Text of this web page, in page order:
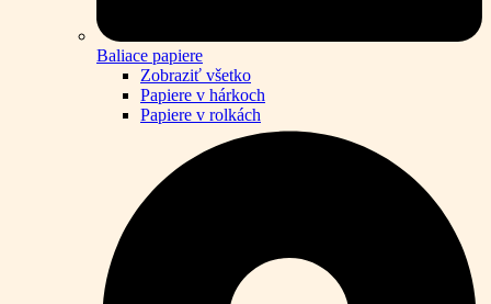
Baliace papiere
Zobraziť všetko
Papiere v hárkoch
Papiere v rolkách